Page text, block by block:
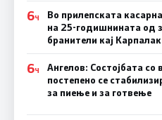
6Ч
Во прилепската
на 25-годишнината од
бранители кај Карпалак
6Ч
Ангелов: Состојбата со
постепено се
за пиење и за готвење